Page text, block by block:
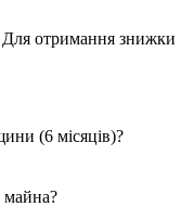
Для отримання знижки
(6 місяців)?
майна?